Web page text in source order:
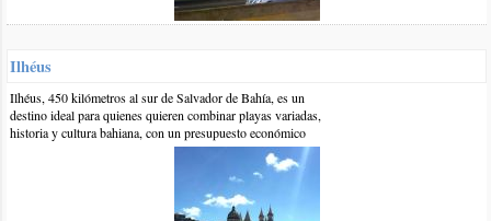
por favor informacion de hotels o alugar casa sobre la playa ,
1 7-sep-2018::por:BrasilPlayas
Hola Claudio,
Los alojamientos que tenemos registrados en Farol de Santa
Marta son los siguientes:
https://www.brasilplayas.com/alojamiento/hoteles-posadas-
Ilhéus
Ilhéus, 450 kilómetros al sur de Salvador de Bahía, es un
destino ideal para quienes quieren combinar playas variadas,
historia y cultura bahiana, con un presupuesto económico